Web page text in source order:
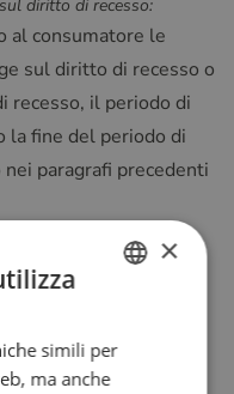
diritto di recesso:
al consumatore le
sul diritto di recesso o
recesso, il periodo di
la fine del periodo di
paragrafi precedenti
le
entro dodici
di recesso originario,
dopo il giorno in
ENGLISH
×
simili per
ma anche